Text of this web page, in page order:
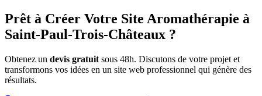
Prêt à Créer Votre Site Aromathérapie à
Saint-Paul-Trois-Châteaux ?
Obtenez un devis gratuit sous 48h. Discutons de votre projet et
transformons vos idées en un site web professionnel qui génère des
résultats.